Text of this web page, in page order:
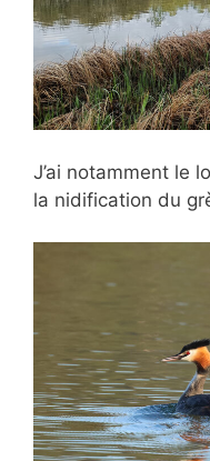
J’ai notamment le
la nidification du